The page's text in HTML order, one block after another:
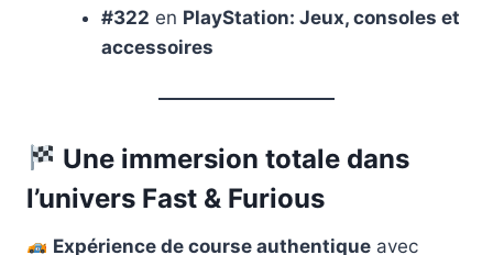
#322 en PlayStation: Jeux, consoles et
accessoires
Une immersion totale dans
l’univers Fast & Furious
Expérience de course authentique avec